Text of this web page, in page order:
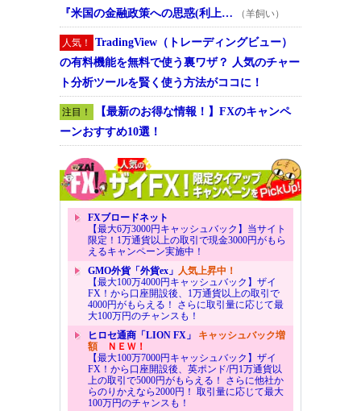
『米国の金融政策への思惑(利上…
（羊飼い）
人気！
TradingView（トレーディングビュー）
の有料機能を無料で使う裏ワザ？ 人気のチャー
ト分析ツールを賢く使う方法がココに！
注目！
【最新のお得な情報！】FXのキャンペ
ーンおすすめ10選！
FXブロードネット
【最大6万3000円キャッシュバック】当サイト
限定！1万通貨以上の取引で現金3000円がもら
えるキャンペーン実施中！
GMO外貨「外貨ex」 人気上昇中！
【最大100万4000円キャッシュバック】ザイ
FX！から口座開設後、1万通貨以上の取引で
4000円がもらえる！ さらに取引量に応じて最
大100万円のチャンスも！
ヒロセ通商「LION FX」 キャッシュバック増
額ＮＥＷ！
【最大100万7000円キャッシュバック】ザイ
FX！から口座開設後、英ポンド/円1万通貨以
上の取引で5000円がもらえる！ さらに他社か
らのりかえなら2000円！ 取引量に応じて最大
100万円のチャンスも！